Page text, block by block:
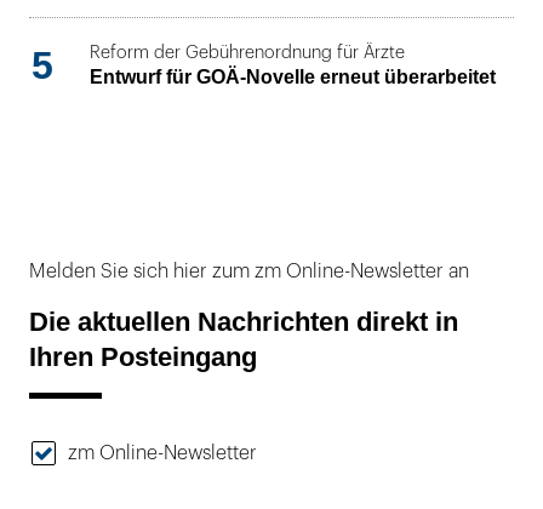
5 Reform der Gebührenordnung für Ärzte
Entwurf für GOÄ-Novelle erneut überarbeitet
Melden Sie sich hier zum zm Online-Newsletter an
Die aktuellen Nachrichten direkt in
Ihren Posteingang
zm Online-Newsletter